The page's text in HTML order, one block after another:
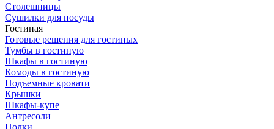
Столешницы
Сушилки для посуды
Гостиная
Готовые решения для гостиных
Тумбы в гостиную
Шкафы в гостиную
Комоды в гостиную
Подъемные кровати
Крышки
Шкафы-купе
Антресоли
Полки